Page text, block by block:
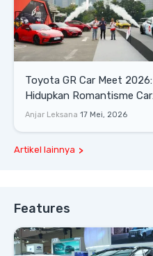
Toyota GR Car Meet 2026:
Hidupkan Romantisme Car
Culture Era 90-an
Anjar Leksana 17 Mei, 2026
Artikel lainnya
Features